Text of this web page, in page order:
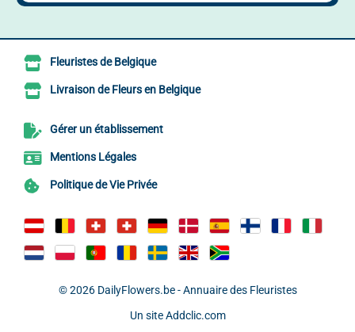
Fleuristes de Belgique
Livraison de Fleurs en Belgique
Gérer un établissement
Mentions Légales
Politique de Vie Privée
© 2026 DailyFlowers.be - Annuaire des Fleuristes
Un site Addclic.com